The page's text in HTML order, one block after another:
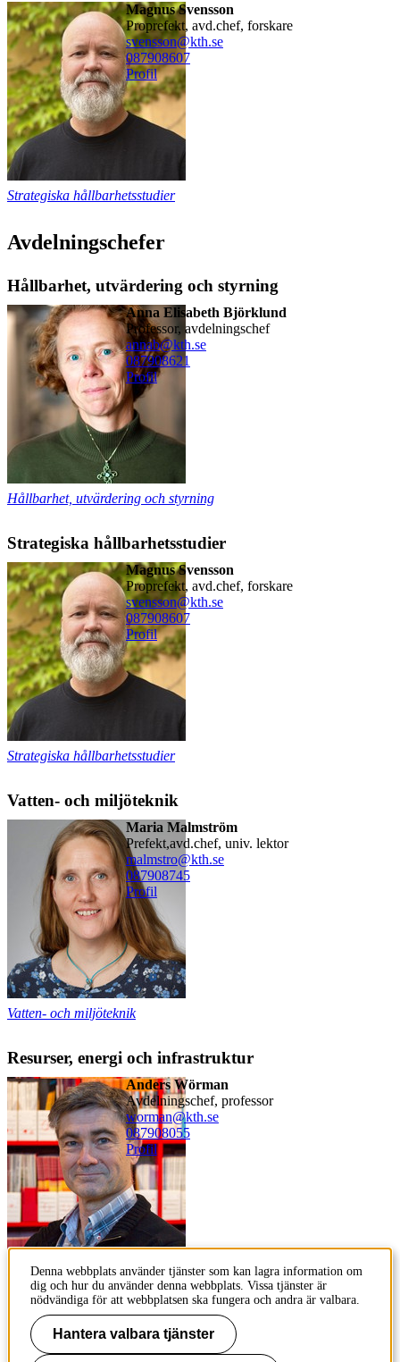
Magnus Svensson
proprefekt, avd.chef, forskare
svensson@kth.se
087908607
Profil
Strategiska hållbarhetsstudier
Avdelningschefer
Hållbarhet, utvärdering och styrning
Anna Elisabeth Björklund
professor, avdelningschef
annab@kth.se
087908621
Profil
Hållbarhet, utvärdering och styrning
Strategiska hållbarhetsstudier
Magnus Svensson
proprefekt, avd.chef, forskare
svensson@kth.se
087908607
Profil
Strategiska hållbarhetsstudier
Vatten- och miljöteknik
Maria Malmström
prefekt,avd.chef, univ. lektor
malmstro@kth.se
087908745
Profil
Vatten- och miljöteknik
Resurser, energi och infrastruktur
Anders Wörman
avdelningschef, professor
worman@kth.se
087908055
Profil
Resurser, energi och infrastruktur
Innehållsansvarig:
kommunikation-abe@kth.se
Denna webbplats använder tjänster som kan lagra information om
dig och hur du använder denna webbplats. Vissa tjänster är
nödvändiga för att webbplatsen ska fungera och andra är valbara.
Hantera valbara tjänster